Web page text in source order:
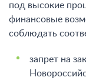
под высокие
финансовые
соблюдать
запрет на